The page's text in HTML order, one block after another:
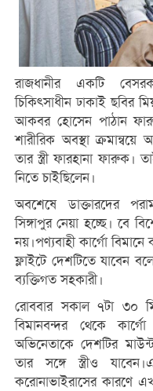
রাজধানীর এক‌টি
চি‌কিৎসাধীন ‌ঢাকাই ছবির
আকবর হো‌সেন পাঠান
শা‌রীরিক অবস্থা
তার স্ত্রী ফারহানা ফারুক।
নিতে চাইছিলেন।
অব‌শে‌ষে ডাক্তারদের
সিঙ্গাপুর নেয়া হ‌চ্ছে। ‌বে
নয়।পণ্যবাহী কার্গো
ফ্লাইটে দেশ‌টিতে যাবেন
ব্যক্তিগত সহকারী।
রোববার সকাল ৭টা ৩০
বিমানবন্দর থেকে
অভিনেতাকে দেশটির
তার সঙ্গে স্ত্রীও
করোনাভাইরা‌সের কারণে